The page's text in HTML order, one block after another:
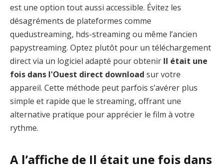
est une option tout aussi accessible. Évitez les
désagréments de plateformes comme
quedustreaming, hds-streaming ou même l’ancien
papystreaming. Optez plutôt pour un téléchargement
direct via un logiciel adapté pour obtenir Il était une
fois dans l'Ouest direct download sur votre
appareil. Cette méthode peut parfois s’avérer plus
simple et rapide que le streaming, offrant une
alternative pratique pour apprécier le film à votre
rythme.
A l’affiche de Il était une fois dans